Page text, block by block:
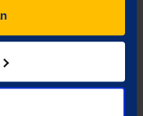
zelf
wordt
doen.